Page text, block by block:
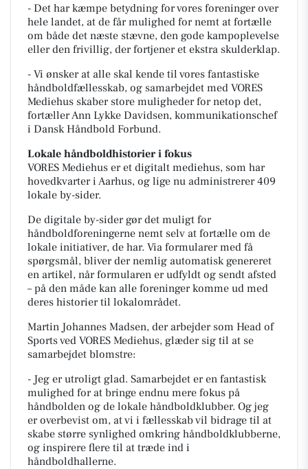
- Det har kæmpe betydning for vores foreninger over
hele landet, at de får mulighed for nemt at fortælle
om både det næste stævne, den gode kampoplevelse
eller den frivillig, der fortjener et ekstra skulderklap.
- Vi ønsker at alle skal kende til vores fantastiske
håndboldfællesskab, og samarbejdet med VORES
Mediehus skaber store muligheder for netop det,
fortæller Ann Lykke Davidsen, kommunikationschef
i Dansk Håndbold Forbund.
Lokale håndboldhistorier i fokus
VORES Mediehus er et digitalt mediehus, som har
hovedkvarter i Aarhus, og lige nu administrerer 409
lokale by-sider.
De digitale by-sider gør det muligt for
håndboldforeningerne nemt selv at fortælle om de
lokale initiativer, de har. Via formularer med få
spørgsmål, bliver der nemlig automatisk genereret
en artikel, når formularen er udfyldt og sendt afsted
– på den måde kan alle foreninger komme ud med
deres historier til lokalområdet.
Martin Johannes Madsen, der arbejder som Head of
Sports ved VORES Mediehus, glæder sig til at se
samarbejdet blomstre:
- Jeg er utroligt glad. Samarbejdet er en fantastisk
mulighed for at bringe endnu mere fokus på
håndbolden og de lokale håndboldklubber. Og jeg
er overbevist om, at vi i fællesskab vil bidrage til at
skabe større synlighed omkring håndboldklubberne,
og inspirere flere til at træde ind i
håndboldhallerne.